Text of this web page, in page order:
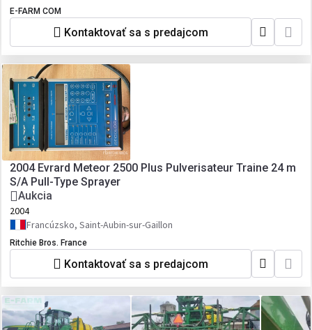
E-FARM COM
Kontaktovať sa s predajcom
2004 Evrard Meteor 2500 Plus Pulverisateur Traine 24 m
S/A Pull-Type Sprayer
Aukcia
2004
Francúzsko, Saint-Aubin-sur-Gaillon
Ritchie Bros. France
Kontaktovať sa s predajcom